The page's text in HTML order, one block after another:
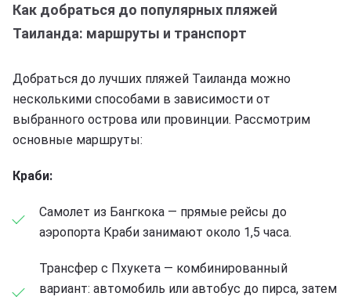
Как добраться до популярных пляжей
Таиланда: маршруты и транспорт
Добраться до лучших пляжей Таиланда можно
несколькими способами в зависимости от
выбранного острова или провинции. Рассмотрим
основные маршруты:
Краби:
Самолет из Бангкока — прямые рейсы до
аэропорта Краби занимают около 1,5 часа.
Трансфер с Пхукета — комбинированный
вариант: автомобиль или автобус до пирса, затем